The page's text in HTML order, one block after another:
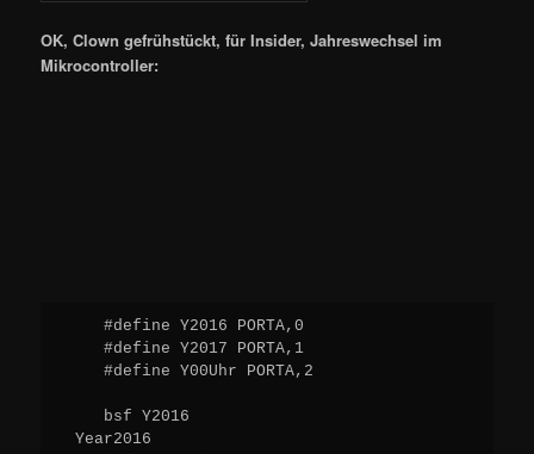
OK, Clown gefrühstückt, für Insider, Jahreswechsel im
Mikrocontroller:
    #define Y2016 PORTA,0
    #define Y2017 PORTA,1
    #define Y00Uhr PORTA,2
    bsf Y2016
Year2016